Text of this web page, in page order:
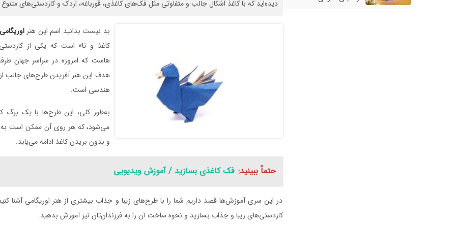
دیده‌اید که با کاغذ اشکال جالب و متفاوتی مثل فک‌های کاغذی، قورباغه، اردک و کاردستی‌های
بد نیست بدانید اسم این هنر
کاغذ و تا» است که یکی از
هاست که امروزه در سراسر جهان
هدف این هنر آفریدن طرح‌های جالب
هندسی است.
به‌طور کلی، این طرح‌ها با یک برگ
می‌شود، که هر روی آن ممکن است به
و بدون بریدن کاغذ ادامه می‌یابد.
حتماً ببینید: فک کاغذی بسازید / آموزش ویدیویی
در این سری آموزش‌ها قصد داریم شما را با طرح‌های زیبا و جذاب بیشتری از هنر اوریگامی آشنا
کاردستی‌های زیبا و جذاب‌ بسازید و نحوه ساخت آن را به فرزندان‌تان نیز آموزش بدهید.